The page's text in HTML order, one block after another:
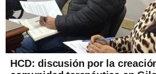
HCD: discusión por la